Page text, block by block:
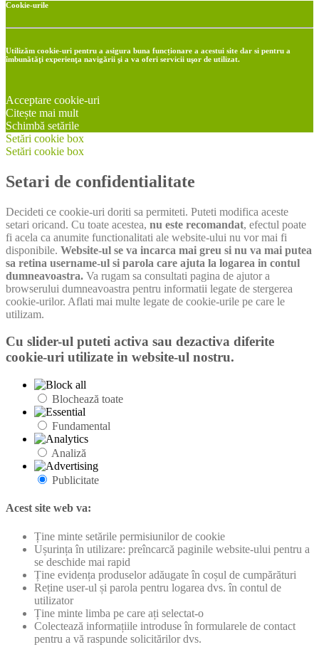
Cookie-urile
Utilizăm cookie-uri pentru a asigura buna funcționare a acestui site dar si pentru a
îmbunătăţi experienţa navigării şi a va oferi servicii uşor de utilizat.
Acceptare cookie-uri
Citește mai mult
Schimbă setările
Setări cookie box
Setări cookie box
Setari de confidentialitate
Decideti ce cookie-uri doriti sa permiteti. Puteti modifica aceste
setari oricand. Cu toate acestea, nu este recomandat, efectul poate
fi acela ca anumite functionalitati ale website-ului nu vor mai fi
disponibile. Website-ul se va incarca mai greu si nu va mai putea
sa retina username-ul si parola care ajuta la logarea in contul
dumneavoastra. Va rugam sa consultati pagina de ajutor a
browserului dumneavoastra pentru informatii legate de stergerea
cookie-urilor. Aflati mai multe legate de cookie-urile pe care le
utilizam.
Cu slider-ul puteti activa sau dezactiva diferite
cookie-uri utilizate in website-ul nostru.
Blochează toate
Fundamental
Analiză
Publicitate
Acest site web va:
Ține minte setările permisiunilor de cookie
Ușurința în utilizare: preîncarcă paginile website-ului pentru a
se deschide mai rapid
Ține evidența produselor adăugate în coșul de cumpărături
Reține user-ul și parola pentru logarea dvs. în contul de
utilizator
Ține minte limba pe care ați selectat-o
Colectează informațiile introduse în formularele de contact
pentru a vă raspunde solicitărilor dvs.